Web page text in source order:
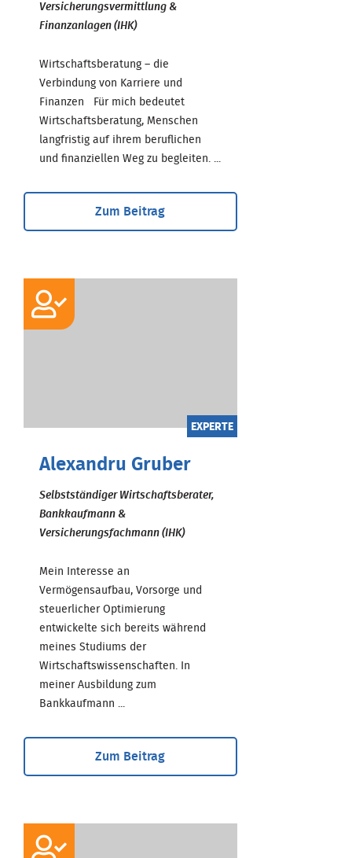
Versicherungsvermittlung &
Finanzanlagen (IHK)
Wirtschaftsberatung – die
Verbindung von Karriere und
Finanzen Für mich bedeutet
Wirtschaftsberatung, Menschen
langfristig auf ihrem beruflichen
und finanziellen Weg zu begleiten. ...
Zum Beitrag
EXPERTE
Alexandru Gruber
Selbstständiger Wirtschaftsberater,
Bankkaufmann &
Versicherungsfachmann (IHK)
Mein Interesse an
Vermögensaufbau, Vorsorge und
steuerlicher Optimierung
entwickelte sich bereits während
meines Studiums der
Wirtschaftswissenschaften. In
meiner Ausbildung zum
Bankkaufmann ...
Zum Beitrag